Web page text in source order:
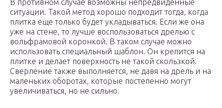
В противном случае возможны непредвиденные
ситуации. Такой метод хорошо подходит тогда, когда
плитка еще только будет укладываться. Если же она
уже на стене, то лучше воспользоваться дрелью с
вольфрамовой коронкой. В таком случае можно
использовать специальный шаблон. Он крепится на
плитке и делает поверхность не такой скользкой.
Сверление также выполняется, не давя на дрель и на
маленьких оборотах, которые постепенно могут
увеличиваться, но не сильно.